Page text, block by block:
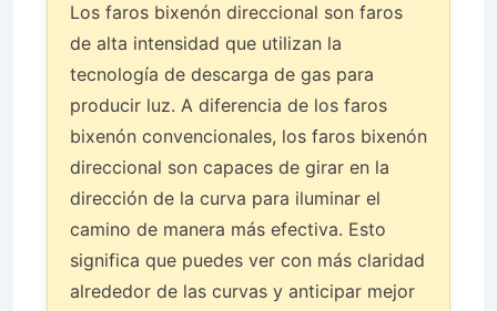
Los faros bixenón direccional son faros
de alta intensidad que utilizan la
tecnología de descarga de gas para
producir luz. A diferencia de los faros
bixenón convencionales, los faros bixenón
direccional son capaces de girar en la
dirección de la curva para iluminar el
camino de manera más efectiva. Esto
significa que puedes ver con más claridad
alrededor de las curvas y anticipar mejor